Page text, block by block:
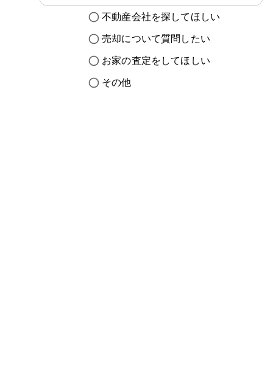
お家の売却を学ぶ
不動産会社向け情報
不動産会社を探してほしい
売却について質問したい
お家の査定をしてほしい
その他